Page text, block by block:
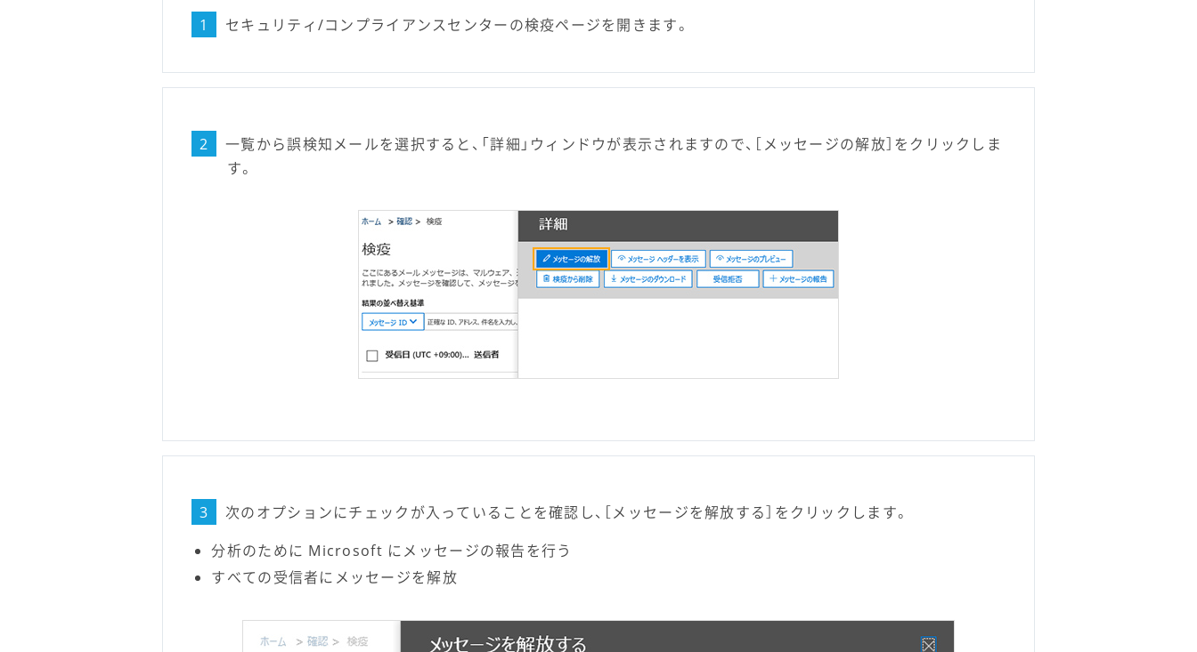
1 セキュリティ/コンプライアンスセンターの検疫ページを開きます。
2
一覧から誤検知メールを選択すると、「詳細」ウィンドウが表示されますので、［メッセージの解放］をクリックしま
す。
3
次のオプションにチェックが入っていることを確認し、［メッセージを解放する］をクリックします。
分析のために Microsoft にメッセージの報告を行う
すべての受信者にメッセージを解放